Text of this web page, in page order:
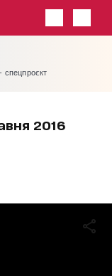
спецпроєкт
2016